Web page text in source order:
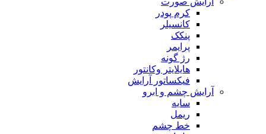
کرم پودر
کانسیلر
پنکک
پرایمر
رژ گونه
هایلایتر وکانتور
فیکساتور آرایش
آرایش چشم و ابرو
سایه
ریمل
خط چشم